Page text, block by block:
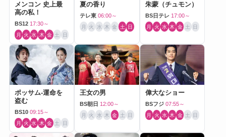
メンコン 史上最
高の私！
BS12 17:30～
月 火 水 木 金 土 日
夏の香り
テレ東 06:00～
月 火 水 木 金 土 日
朱蒙（チュモン）
BS日テレ 17:00～
月 火 水 木 金 土 日
ポッサム-運命を
盗む
BS10 09:15～
月 火 水 木 金 土 日
王女の男
BS朝日 12:00～
月 火 水 木 金 土 日
偉大なショー
BSフジ 07:55～
月 火 水 木 金 土 日